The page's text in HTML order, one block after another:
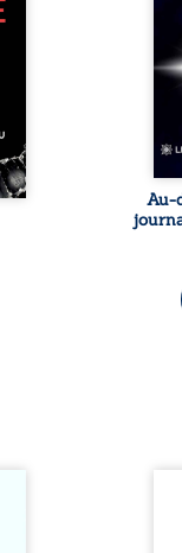
sur
...
ses
prix
les
Au-
? À
Je